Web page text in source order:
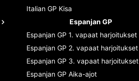
Italian GP Kisa
Espanjan GP
Espanjan GP 1. vapaat harjoitukset
Espanjan GP 2. vapaat harjoitukset
Espanjan GP 3. vapaat harjoitukset
Espanjan GP Aika-ajot